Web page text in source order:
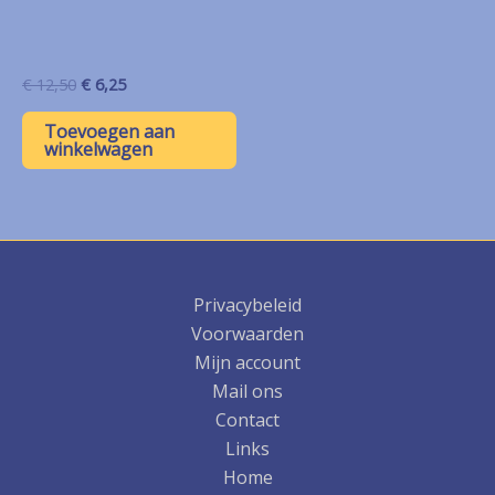
€12,50 Oorspronkelijke
was:
€ 12,50.
€ 6,25Huidige
is:
€ 6,25.
Toevoegen aan
winkelwagen
Privacybeleid
Voorwaarden
Mijn account
Mail ons
Contact
Links
Home